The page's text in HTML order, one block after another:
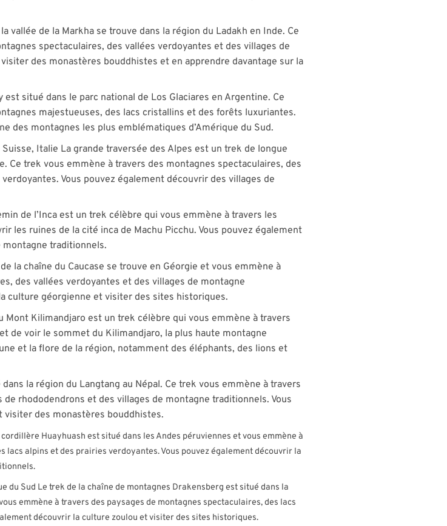
vallée de la Markha se trouve dans la région du Ladakh en Inde. Ce
spectaculaires, des vallées verdoyantes et des villages de
des monastères bouddhistes et en apprendre davantage sur la
situé dans le parc national de Los Glaciares en Argentine. Ce
majestueuses, des lacs cristallins et des forêts luxuriantes.
des montagnes les plus emblématiques d’Amérique du Sud.
Italie La grande traversée des Alpes est un trek de longue
Ce trek vous emmène à travers des montagnes spectaculaires, des
Vous pouvez également découvrir des villages de
de l’Inca est un trek célèbre qui vous emmène à travers les
les ruines de la cité inca de Machu Picchu. Vous pouvez également
traditionnels.
la chaîne du Caucase se trouve en Géorgie et vous emmène à
des vallées verdoyantes et des villages de montagne
culture géorgienne et visiter des sites historiques.
Mont Kilimandjaro est un trek célèbre qui vous emmène à travers
de voir le sommet du Kilimandjaro, la plus haute montagne
et la flore de la région, notamment des éléphants, des lions et
la région du Langtang au Népal. Ce trek vous emmène à travers
rhododendrons et des villages de montagne traditionnels. Vous
des monastères bouddhistes.
Huayhuash est situé dans les Andes péruviennes et vous emmène à
lacs alpins et des prairies verdoyantes. Vous pouvez également découvrir la
du Sud Le trek de la chaîne de montagnes Drakensberg est situé dans la
emmène à travers des paysages de montagnes spectaculaires, des lacs
découvrir la culture zoulou et visiter des sites historiques.